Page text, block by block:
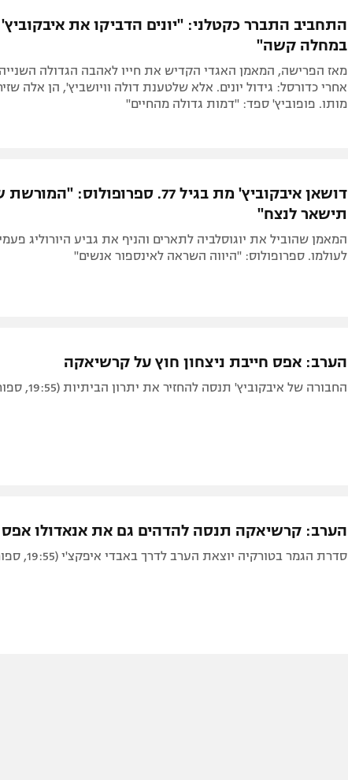
הפועל חיפה
מכבי נתניה
בני יהודה
ליגות נוספות
התחביב התברר כקטלני: "יונים הדביקו את איבקוביץ'
במחלה קשה"
מאז הפרישה, המאמן האגדי הקדיש את חייו לאהבה הגדולה
אחרי כדורסל: גידול יונים. אלא שלטענת דולה וויושביץ', הן אלה
מותו. פופוביץ' ספד: "דמות גדולה מהחיים"
דושאן איבקוביץ' מת בגיל 77. ספרופולוס:
תישאר לנצח"
המאמן שהוביל את יוגוסלביה לתארים והניף את גביע היורוליג
לעולמו. ספרופולוס: "היווה השראה לאינספור אנשים"
הערב: אפס חייבת ניצחון חוץ על קרשיאקה
החבורה של איבקוביץ' תנסה להחזיר את יתרון הביתיות (19:55, ספורט1)
הערב: קרשיאקה תנסה להדהים גם את אנאדולו אפס
סדרת הגמר בטורקיה יוצאת הערב לדרך באבדי איפקצ'י (19:55, ספורט1)